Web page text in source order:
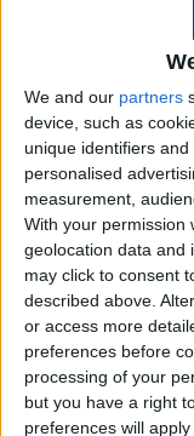
We and our partners
device, such as
unique identifiers
personalised
measurement,
With your permission
geolocation data and
may click to consent
described above.
or access more
preferences before
processing of your
but you have a right
preferences will
artico, nelle
Mar di Barents,
propaggine
dell’Europa.
Lorenzo
, il
l’Architettura
realizza modelli
vicepresidente
un ufficio a
di giudici, che
mondo.